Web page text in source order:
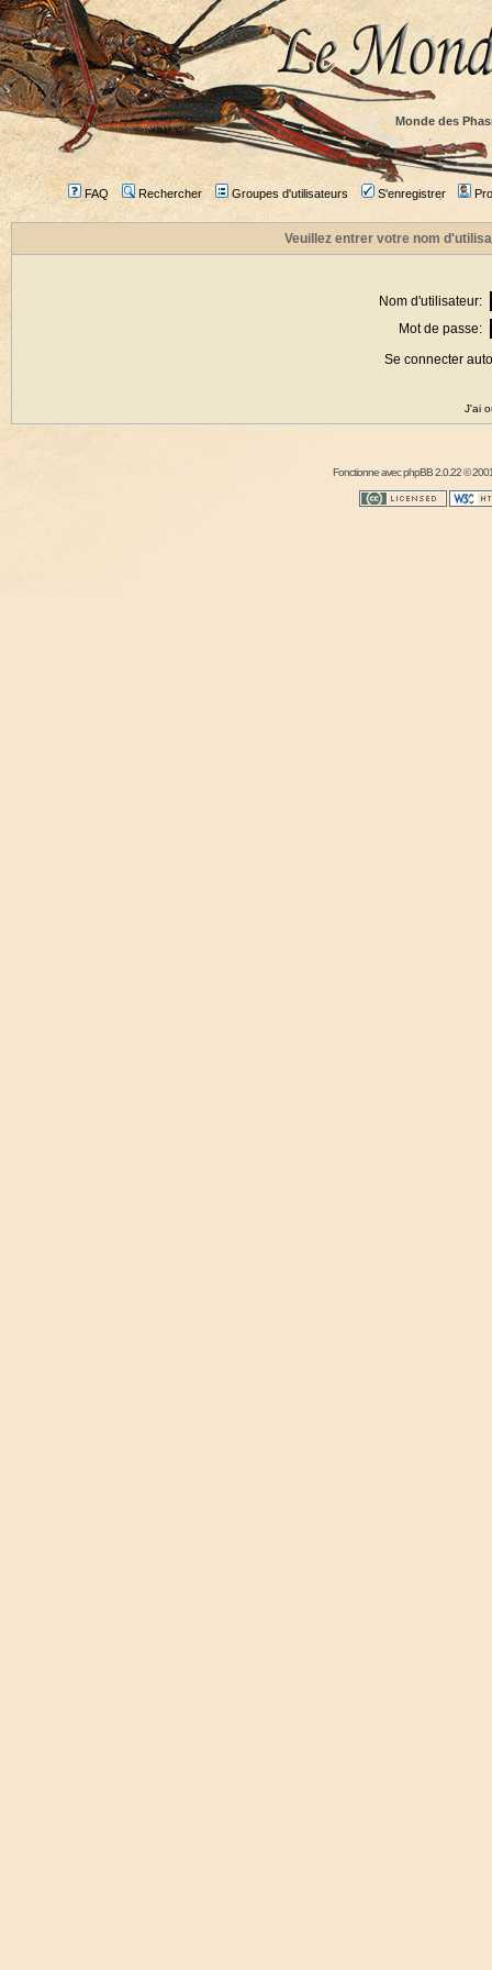
Monde des
FAQ Rechercher Groupes d'utilisateurs S'enregistrer
Veuillez entrer votre nom
Nom d'utilisateur:
Mot de passe:
Se connecter
J'ai
Fonctionne avecphpBB2.0.22 ©